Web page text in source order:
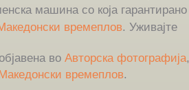
машина со која
времеплов. Уживајте
во Авторска фотографија
времеплов.